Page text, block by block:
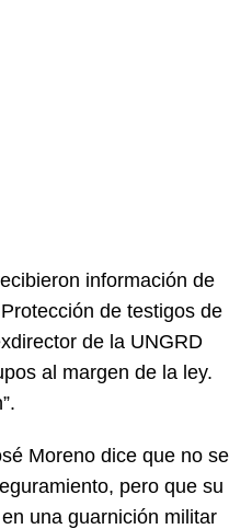
información de
de testigos de
de la UNGRD
al margen de la ley.
Moreno dice que no se
pero que su
una guarnición militar